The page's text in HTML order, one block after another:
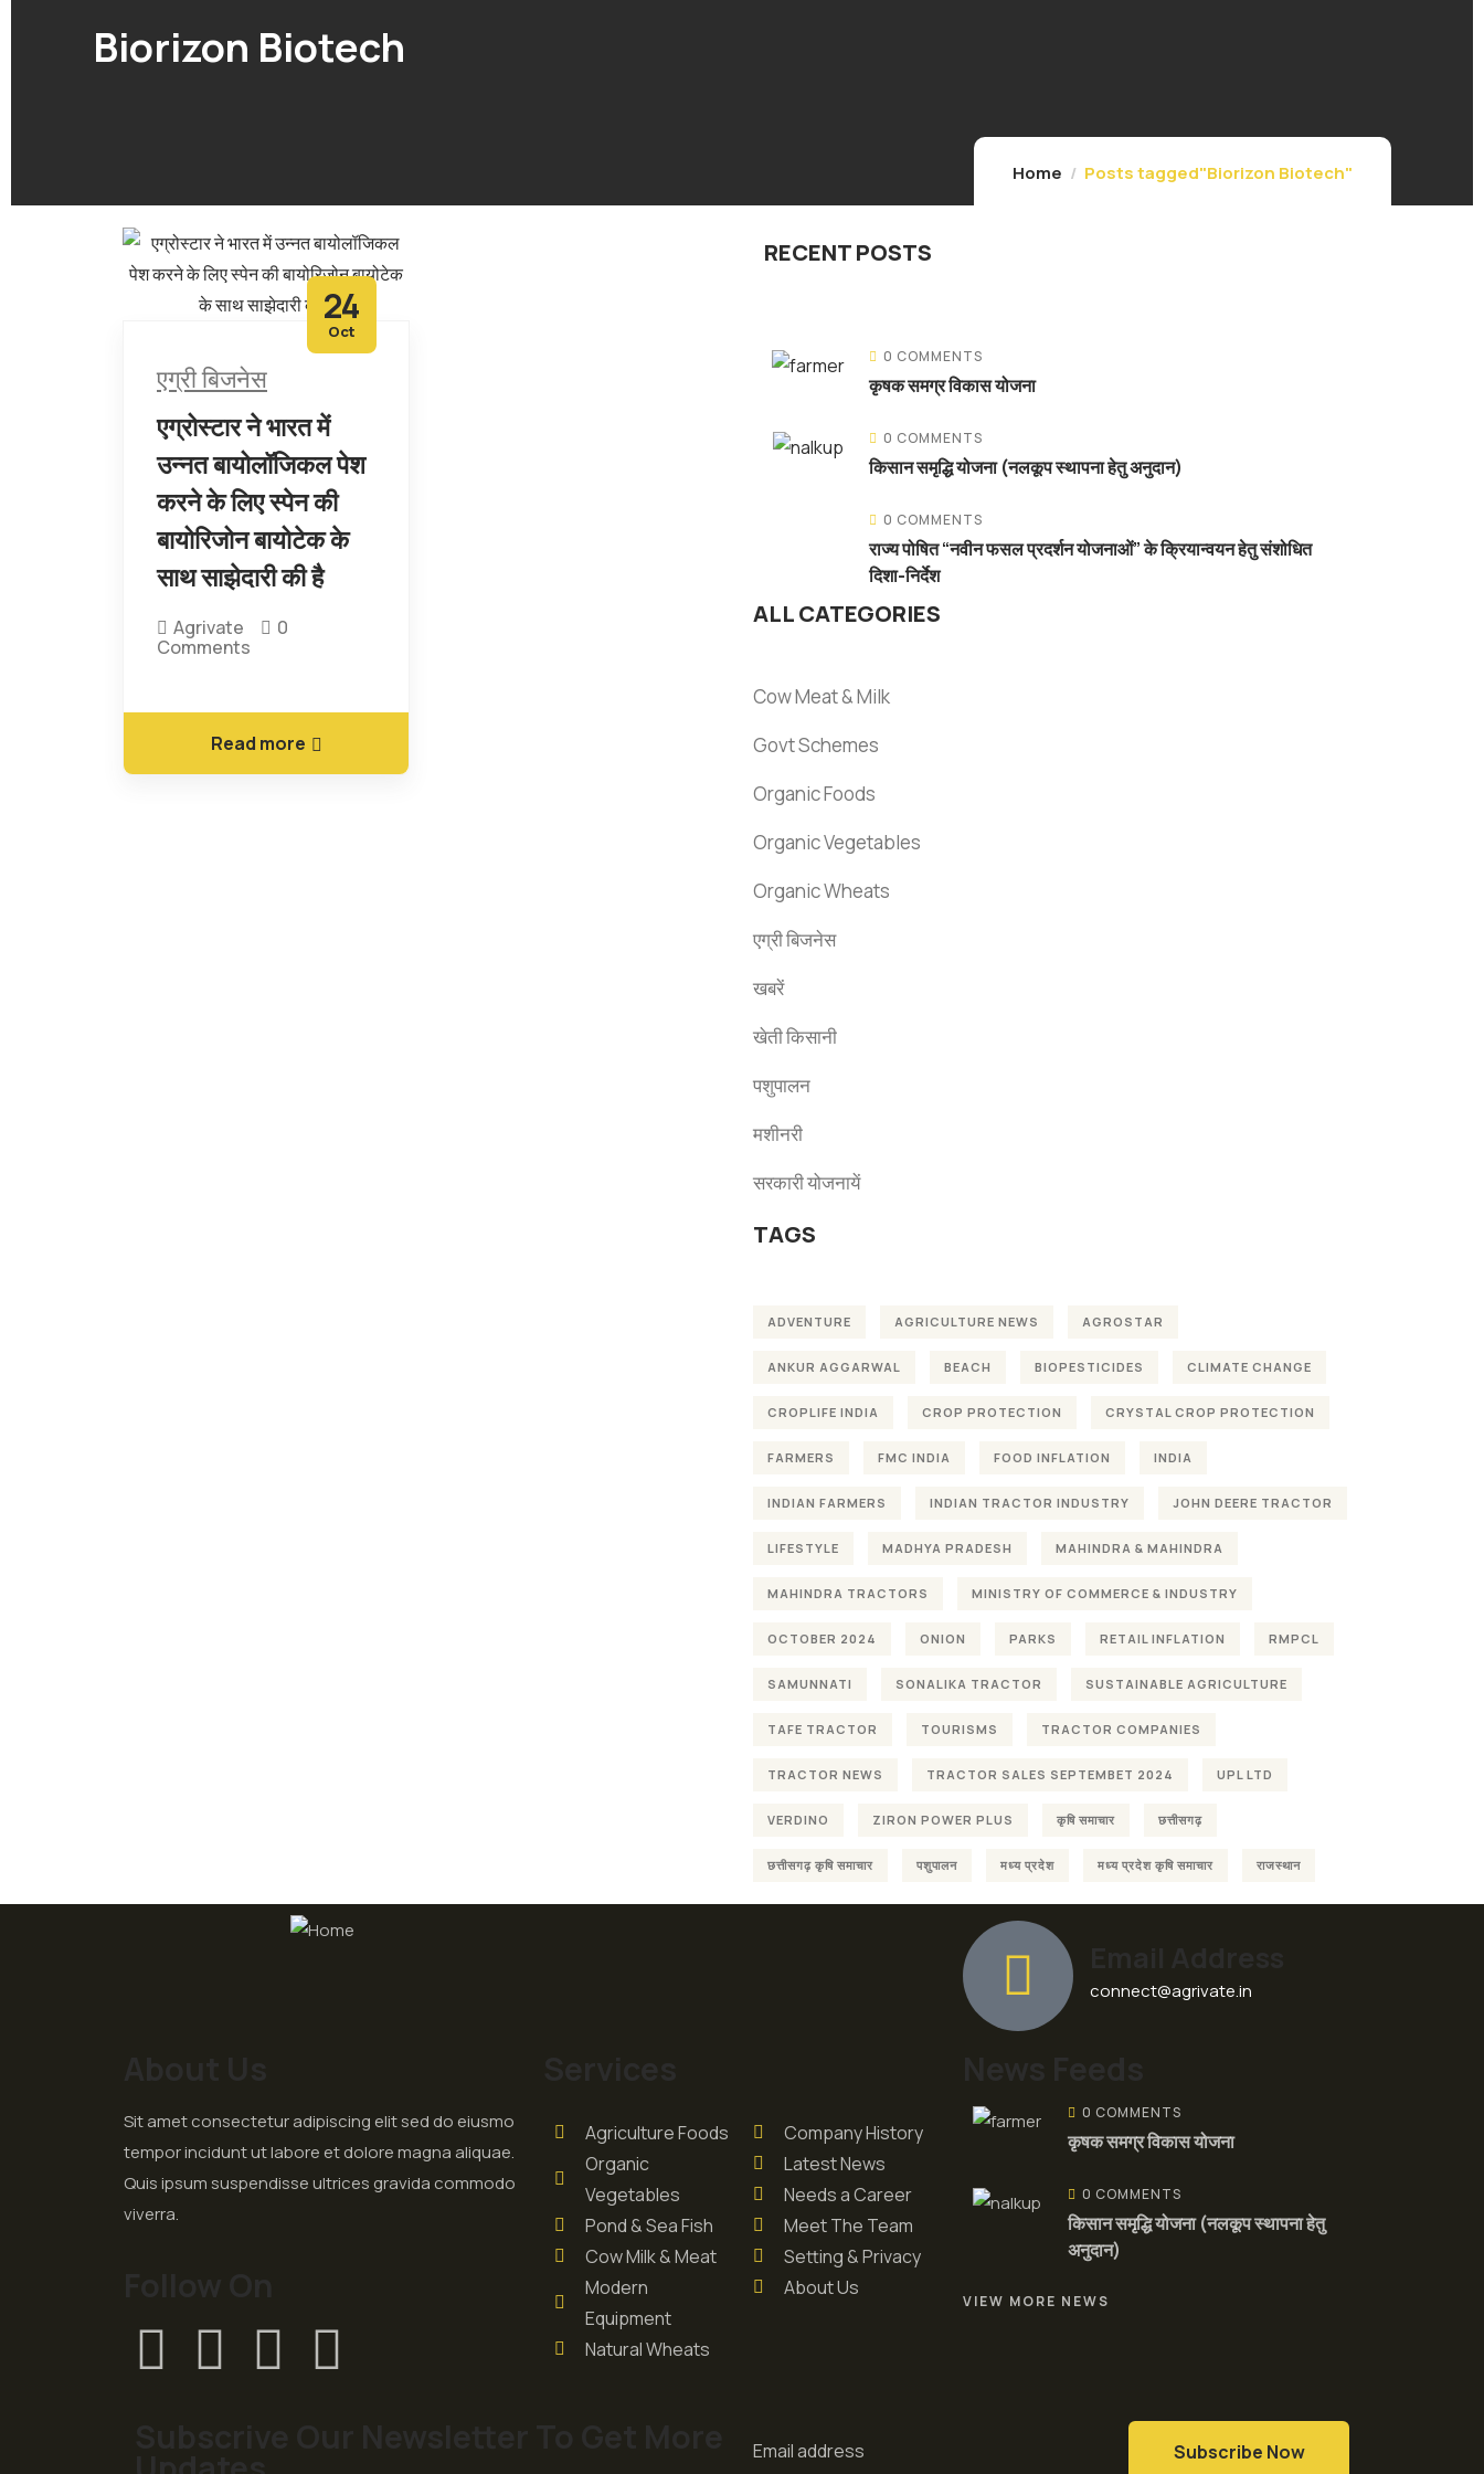
Biorizon Biotech
Home Posts tagged"Biorizon Biotech"
24
Oct
एग्री बिजनेस
एग्रोस्टार ने भारत में
उन्नत बायोलॉजिकल पेश
करने के लिए स्पेन की
बायोरिजोन बायोटेक के
साथ साझेदारी की है
Agrivate
0
Comments
Read more
RECENT POSTS
0 COMMENTS
कृषक समग्र विकास योजना
0 COMMENTS
किसान समृद्धि योजना (नलकूप स्थापना हेतु अनुदान)
0 COMMENTS
राज्य पोषित “नवीन फसल प्रदर्शन योजनाओं” के क्रियान्वयन हेतु संशोधित
दिशा-निर्देश
ALL CATEGORIES
Cow Meat & Milk
Govt Schemes
Organic Foods
Organic Vegetables
Organic Wheats
एग्री बिजनेस
खबरें
खेती किसानी
पशुपालन
मशीनरी
सरकारी योजनायें
TAGS
ADVENTURE AGRICULTURE NEWS AGROSTAR
ANKUR AGGARWAL BEACH BIOPESTICIDES CLIMATE CHANGE
CROPLIFE INDIA CROP PROTECTION CRYSTAL CROP PROTECTION
FARMERS FMC INDIA FOOD INFLATION INDIA
INDIAN FARMERS INDIAN TRACTOR INDUSTRY JOHN DEERE TRACTOR
LIFESTYLE MADHYA PRADESH MAHINDRA & MAHINDRA
MAHINDRA TRACTORS MINISTRY OF COMMERCE & INDUSTRY
OCTOBER 2024 ONION PARKS RETAIL INFLATION RMPCL
SAMUNNATI SONALIKA TRACTOR SUSTAINABLE AGRICULTURE
TAFE TRACTOR TOURISMS TRACTOR COMPANIES
TRACTOR NEWS TRACTOR SALES SEPTEMBET 2024 UPL LTD
VERDINO ZIRON POWER PLUS कृषि समाचार छत्तीसगढ़
छत्तीसगढ़ कृषि समाचार पशुपालन मध्य प्रदेश मध्य प्रदेश कृषि समाचार राजस्थान
connect@agrivate.in
Sit amet consectetur adipiscing elit sed do eiusmo
tempor incidunt ut labore et dolore magna aliquae.
Quis ipsum suspendisse ultrices gravida commodo
viverra.
Agriculture Foods
Organic
Vegetables
Pond & Sea Fish
Cow Milk & Meat
Modern
Equipment
Natural Wheats
Company History
Latest News
Needs a Career
Meet The Team
Setting & Privacy
About Us
0 COMMENTS
कृषक समग्र विकास योजना
0 COMMENTS
किसान समृद्धि योजना (नलकूप स्थापना हेतु
अनुदान)
VIEW MORE NEWS